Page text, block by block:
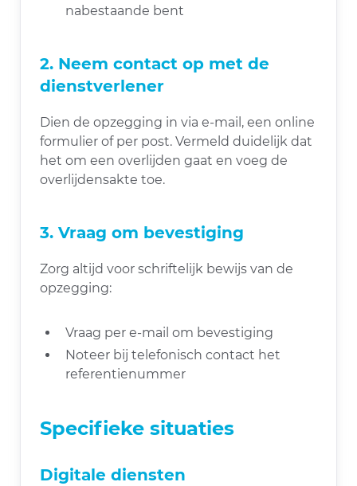
nabestaande bent
2. Neem contact op met de
dienstverlener
Dien de opzegging in via e-mail, een online
formulier of per post. Vermeld duidelijk dat
het om een overlijden gaat en voeg de
overlijdensakte toe.
3. Vraag om bevestiging
Zorg altijd voor schriftelijk bewijs van de
opzegging:
Vraag per e-mail om bevestiging
Noteer bij telefonisch contact het
referentienummer
Specifieke situaties
Digitale diensten